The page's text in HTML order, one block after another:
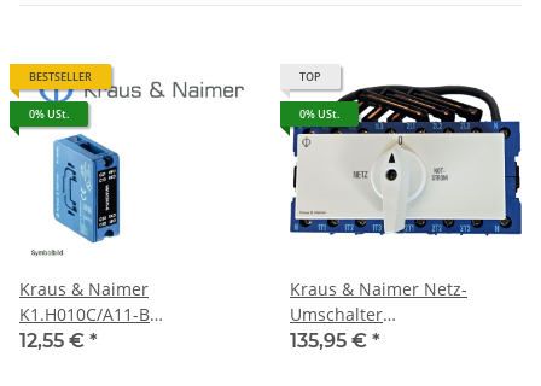
0% USt.
BESTSELLER
Kraus & Naimer
K1.H010C/A11-B
HILFSKONTAKT
12,55 € *
0% USt.
TOP
Kraus & Naimer Netz-
Umschalter
KA63B.T904.VE2.F437
135,95 € *